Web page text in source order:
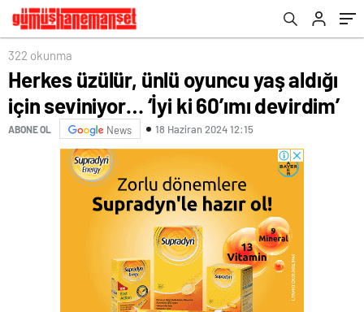
322 okunma
Herkes üzülür, ünlü oyuncu yaş aldığı
için seviniyor… ‘İyi ki 60’ımı devirdim’
ABONE OL News 18 Haziran 2024 12:15